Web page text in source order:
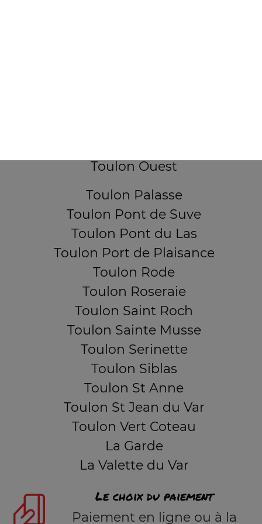
Toulon Ouest
Toulon Palasse
Toulon Pont de Suve
Toulon Pont du Las
Toulon Port de Plaisance
Toulon Rode
Toulon Roseraie
Toulon Saint Roch
Toulon Sainte Musse
Toulon Serinette
Toulon Siblas
Toulon St Anne
Toulon St Jean du Var
Toulon Vert Coteau
La Garde
La Valette du Var
Le choix du paiement
Paiement en ligne ou à la